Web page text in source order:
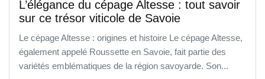
L’élégance du cépage Altesse : tout savoir
sur ce trésor viticole de Savoie
Le cépage Altesse : origines et histoire Le cépage Altesse,
également appelé Roussette en Savoie, fait partie des
variétés emblématiques de la région savoyarde. Son...